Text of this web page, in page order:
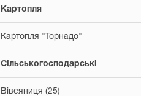
Картопля
Картопля "Торнадо"
Сільськогосподарські
Вівсяниця (25)